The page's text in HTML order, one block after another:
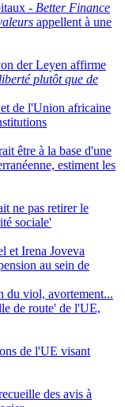
- Better Finance
appellent à une
der Leyen affirme
plutôt que de
de l'Union africaine
être à la base d'une
estiment les
ne pas retirer le
sociale'
et Irena Joveva
au sein de
du viol, avortement...
de route' de l'UE,
de l'UE visant
des avis à